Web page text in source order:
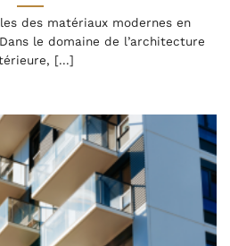
des matériaux modernes en
le domaine de l’architecture
[...]